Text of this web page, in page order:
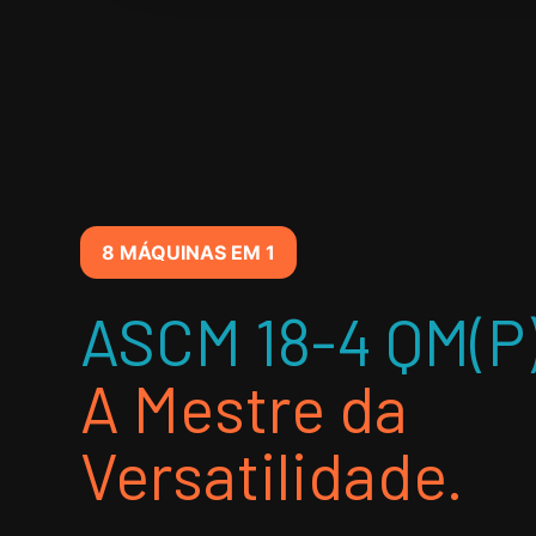
8 MÁQUINAS EM 1
ASCM 18-4
A Mestre da
Versatilidade.